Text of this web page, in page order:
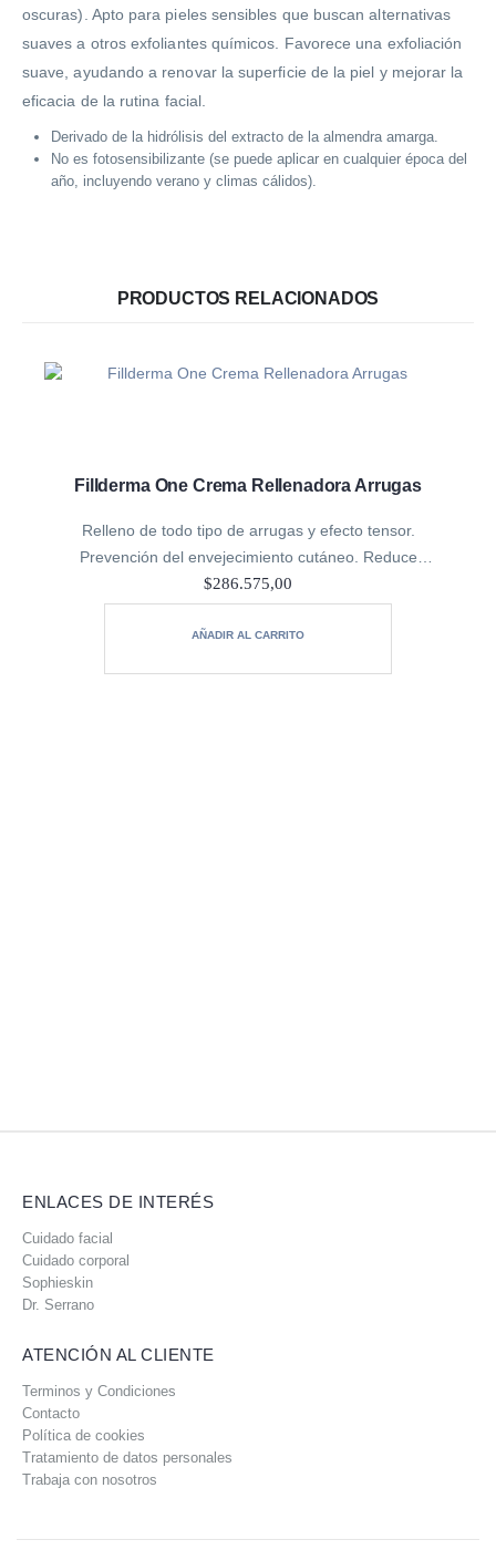
oscuras). Apto para pieles sensibles que buscan alternativas
suaves a otros exfoliantes químicos. Favorece una exfoliación
suave, ayudando a renovar la superficie de la piel y mejorar la
eficacia de la rutina facial.
Derivado de la hidrólisis del extracto de la almendra amarga.
No es fotosensibilizante (se puede aplicar en cualquier época del
año, incluyendo verano y climas cálidos).
PRODUCTOS RELACIONADOS
Fillderma One Crema Rellenadora Arrugas
Relleno de todo tipo de arrugas y efecto tensor.
Prevención del envejecimiento cutáneo. Reduce
eficazmente la pérdida de colágeno, elastina y ácido
hialurónico en la piel, mitigando visiblemente los signos…
$286.575,00
AÑADIR AL CARRITO
ENLACES DE INTERÉS
Cuidado facial
Cuidado corporal
Sophieskin
Dr. Serrano
ATENCIÓN AL CLIENTE
Terminos y Condiciones
Contacto
Política de cookies
Tratamiento de datos personales
Trabaja con nosotros